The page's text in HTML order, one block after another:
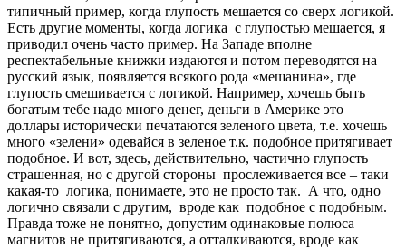
типичный пример, когда глупость мешается со сверх логикой.
Есть другие моменты, когда логика с глупостью мешается, я
приводил очень часто пример. На Западе вполне
респектабельные книжки издаются и потом переводятся на
русский язык, появляется всякого рода «мешанина», где
глупость смешивается с логикой. Например, хочешь быть
богатым тебе надо много денег, деньги в Америке это
доллары исторически печатаются зеленого цвета, т.е. хочешь
много «зелени» одевайся в зеленое т.к. подобное притягивает
подобное. И вот, здесь, действительно, частично глупость
страшенная, но с другой стороны прослеживается все – таки
какая-то логика, понимаете, это не просто так. А что, одно
логично связали с другим, вроде как подобное с подобным.
Правда тоже не понятно, допустим одинаковые полюса
магнитов не притягиваются, а отталкиваются, вроде как